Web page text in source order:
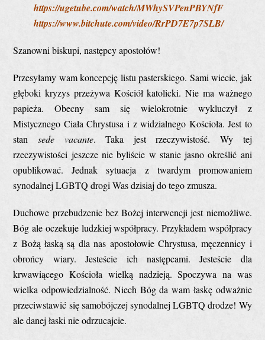
https://ugetube.com/watch/MWhySVPenPBYNfF
https://www.bitchute.com/video/RrPD7E7p7SLB/
Szanowni biskupi, następcy apostołów!
Przesyłamy wam koncepcję listu pasterskiego. Sami wiecie, jak
głęboki kryzys przeżywa Kościół katolicki. Nie ma ważnego
papieża. Obecny sam się wielokrotnie wykluczył z
Mistycznego Ciała Chrystusa i z widzialnego Kościoła. Jest to
stansede vacante. Taka jest rzeczywistość. Wy tej
rzeczywistości jeszcze nie byliście w stanie jasno określić ani
opublikować. Jednak sytuacja z twardym promowaniem
synodalnej LGBTQ drogi Was dzisiaj do tego zmusza.
Duchowe przebudzenie bez Bożej interwencji jest niemożliwe.
Bóg ale oczekuje ludzkiej współpracy. Przykładem współpracy
z Bożą łaską są dla nas apostołowie Chrystusa, męczennicy i
obrońcy wiary. Jesteście ich następcami. Jesteście dla
krwawiącego Kościoła wielką nadzieją. Spoczywa na was
wielka odpowiedzialność. Niech Bóg da wam łaskę odważnie
przeciwstawić się samobójczej synodalnej LGBTQ drodze! Wy
ale danej łaski nie odrzucajcie.